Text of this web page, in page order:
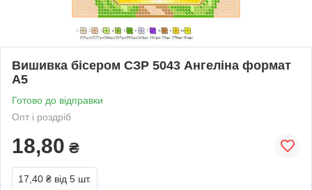
Вишивка бісером СЗР 5043 Ангеліна формат
А5
Готово до відправки
Опт і роздріб
18,80 ₴
17,40 ₴ від 5 шт.